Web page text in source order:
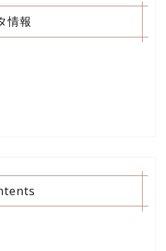
情報